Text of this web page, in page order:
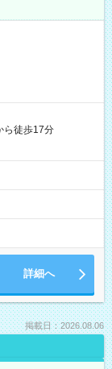
ら徒歩17分
詳細へ
掲載日：2026.08.06